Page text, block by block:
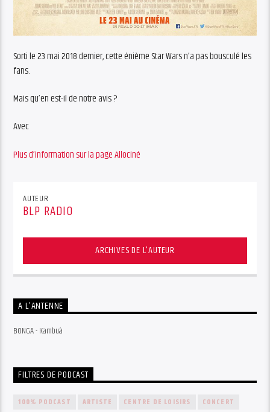
Sorti le 23 mai 2018 dernier, cette énième Star Wars n’a pas bousculé les
fans.
Mais qu’en est-il de notre avis ?
Avec
Plus d’information sur la page Allociné
AUTEUR
BLP RADIO
ARCHIVES DE L'AUTEUR
A L’ANTENNE
BONGA - Kambuà
FILTRES DE PODCAST
100% PODCAST ARTISTE CENTRE DE LOISIRS CONCERT